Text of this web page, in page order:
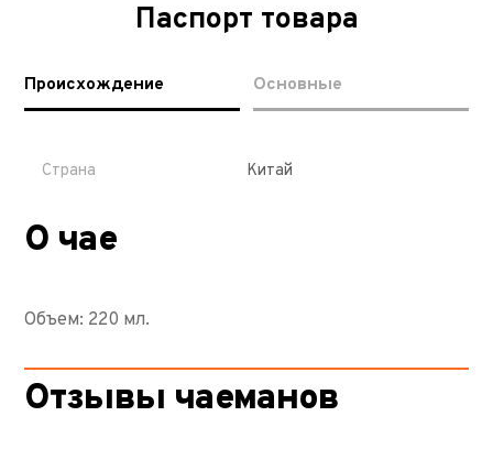
Паспорт товара
Происхождение Основные
Страна Китай
О чае
Объем: 220 мл.
Отзывы чаеманов